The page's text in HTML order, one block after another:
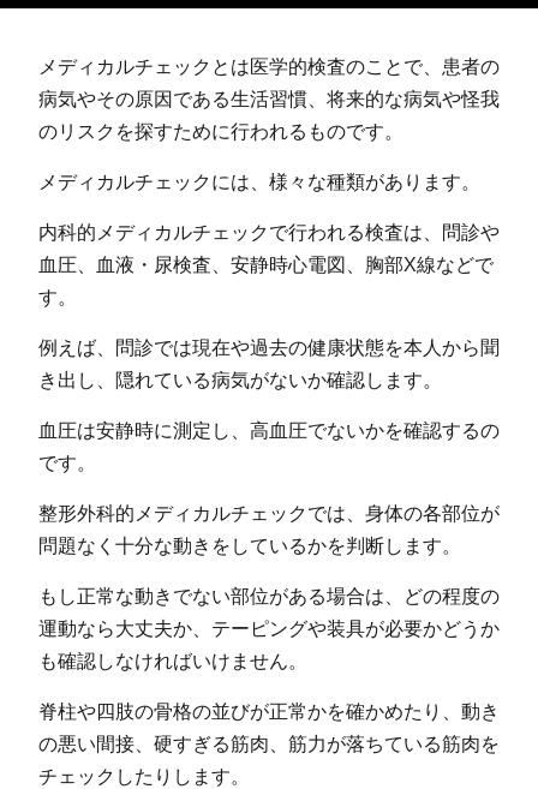
メディカルチェックとは医学的検査のことで、患者の
病気やその原因である生活習慣、将来的な病気や怪我
のリスクを探すために行われるものです。
メディカルチェックには、様々な種類があります。
内科的メディカルチェックで行われる検査は、問診や
血圧、血液・尿検査、安静時心電図、胸部X線などで
す。
例えば、問診では現在や過去の健康状態を本人から聞
き出し、隠れている病気がないか確認します。
血圧は安静時に測定し、高血圧でないかを確認するの
です。
整形外科的メディカルチェックでは、身体の各部位が
問題なく十分な動きをしているかを判断します。
もし正常な動きでない部位がある場合は、どの程度の
運動なら大丈夫か、テーピングや装具が必要かどうか
も確認しなければいけません。
脊柱や四肢の骨格の並びが正常かを確かめたり、動き
の悪い間接、硬すぎる筋肉、筋力が落ちている筋肉を
チェックしたりします。